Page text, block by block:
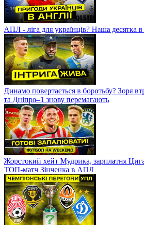
АПЛ - ліга для українців? Наша десятка в
Динамо повертається в боротьбу? Зоря
та Дніпро–1 знову перемагають
Жорстокий хейт Мудрика, зарплатня
ТОП-матч Зінченка в АПЛ